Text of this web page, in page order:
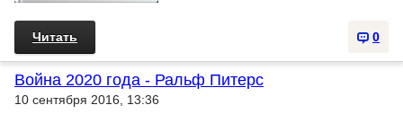
0
Читать
Война 2020 года - Ральф Питерс
10 сентября 2016, 13:36